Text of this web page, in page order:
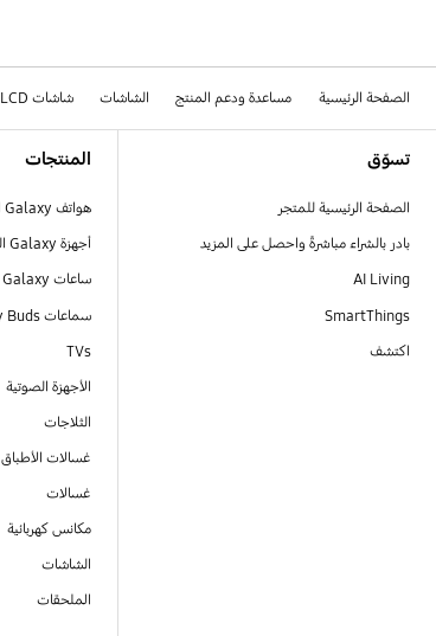
الصفحة الرئيسية مساعدة ودعم المنتج الشاشات شاشات LCD
تسوّق
الصفحة الرئيسية للمتجر
بادر بالشراء مباشرةً واحصل على المزيد
AI Living
SmartThings
اكتشف
المنتجات
هواتف Galaxy الذكية
أجهزة Galaxy اللوحية
ساعات Galaxy
سماعات Galaxy Buds
TVs
الأجهزة الصوتية
الثلاجات
غسالات الأطباق
غسالات
مكانس كهربائية
الشاشات
الملحقات